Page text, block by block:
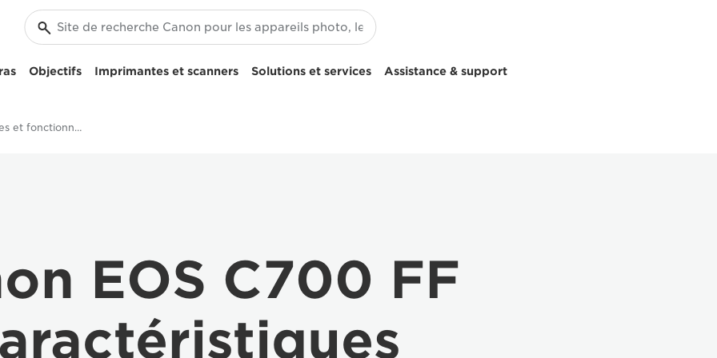
Objectifs Imprimantes et scanners Solutions et services Assistance & support
Caractéristiques et fonctionnalités - Canon EOS C700 FF
EOS C700 FF